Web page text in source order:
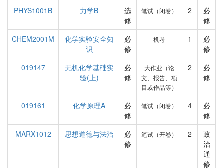
PHYS1001B
力学B
选
修
笔试（闭卷） 2
必
修
CHEM2001M
化学实验安全知
识
必
修
机考 1
必
修
019147
无机化学基础实
验(上)
必
修
大作业（论
文、报告、项
目或作品等）
2
必
修
019161 化学原理A
必
修
笔试（闭卷） 4
必
修
MARX1012
思想道德与法治
必
修
笔试（开卷） 2
政
治
通
修